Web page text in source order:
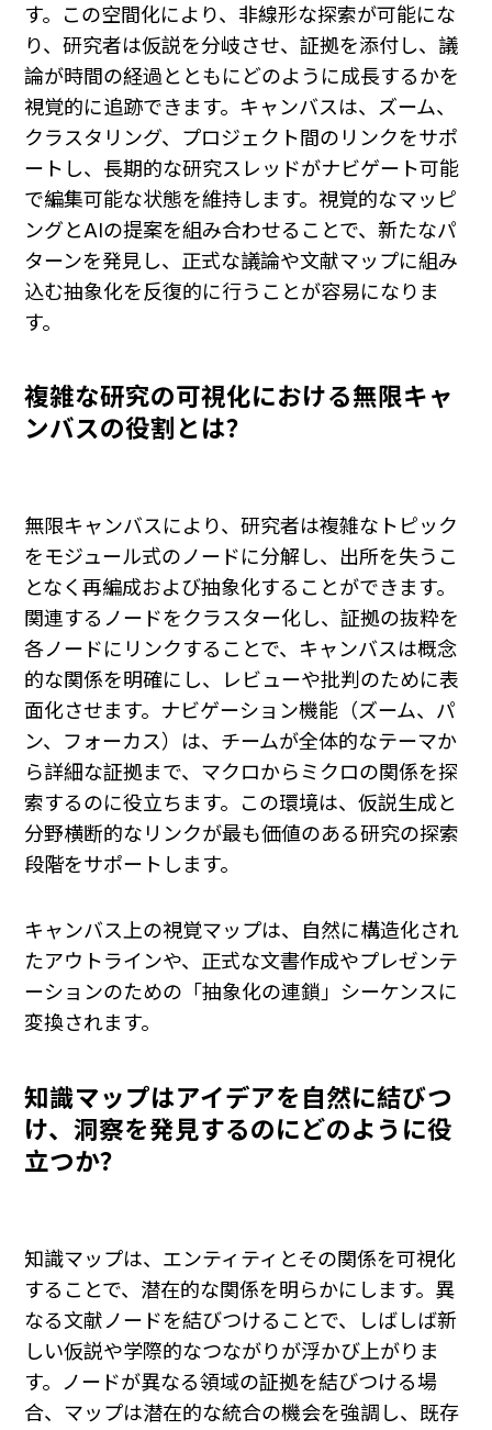
す。この空間化により、非線形な探索が可能にな
り、研究者は仮説を分岐させ、証拠を添付し、議
論が時間の経過とともにどのように成長するかを
視覚的に追跡できます。キャンバスは、ズーム、
クラスタリング、プロジェクト間のリンクをサポ
ートし、長期的な研究スレッドがナビゲート可能
で編集可能な状態を維持します。視覚的なマッピ
ングとAIの提案を組み合わせることで、新たなパ
ターンを発見し、正式な議論や文献マップに組み
込む抽象化を反復的に行うことが容易になりま
す。
複雑な研究の可視化における無限キャ
ンバスの役割とは？
無限キャンバスにより、研究者は複雑なトピック
をモジュール式のノードに分解し、出所を失うこ
となく再編成および抽象化することができます。
関連するノードをクラスター化し、証拠の抜粋を
各ノードにリンクすることで、キャンバスは概念
的な関係を明確にし、レビューや批判のために表
面化させます。ナビゲーション機能（ズーム、パ
ン、フォーカス）は、チームが全体的なテーマか
ら詳細な証拠まで、マクロからミクロの関係を探
索するのに役立ちます。この環境は、仮説生成と
分野横断的なリンクが最も価値のある研究の探索
段階をサポートします。
キャンバス上の視覚マップは、自然に構造化され
たアウトラインや、正式な文書作成やプレゼンテ
ーションのための「抽象化の連鎖」シーケンスに
変換されます。
知識マップはアイデアを自然に結びつ
け、洞察を発見するのにどのように役
立つか？
知識マップは、エンティティとその関係を可視化
することで、潜在的な関係を明らかにします。異
なる文献ノードを結びつけることで、しばしば新
しい仮説や学際的なつながりが浮かび上がりま
す。ノードが異なる領域の証拠を結びつける場
合、マップは潜在的な統合の機会を強調し、既存